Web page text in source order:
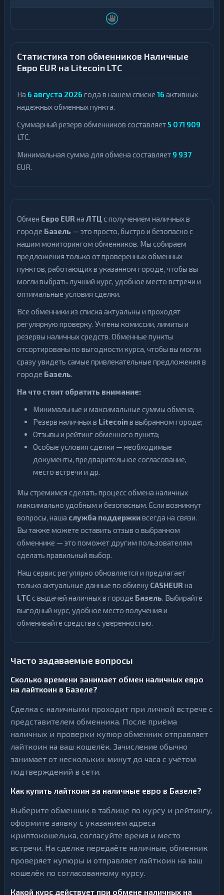
Статистика топ обменников Наличные
Евро EUR на Litecoin LTC
На 6 августа 2026 года в нашем списке 16 активных
надежных обменных пункта.
Суммарный резерв обменников составляет5 071 909
LTC.
Минимальная сумма для обмена составляет 9 937
EUR.
Обмен Евро EUR на ЛТЦ с получением наличных в
городе Базель — это просто, быстро и безопасно с
нашим мониторингом обменников. Мы собираем
предложения только от проверенных обменных
пунктов, работающих в указанном городе, чтобы вы
могли выбрать лучший курс, удобное место встречи и
оптимальные условия сделки.
Все обменники из списка актуальны и проходят
регулярную проверку. Учтены комиссии, лимиты и
резервы наличных средств. Обменные пункты
отсортированы по выгодности курса, чтобы вы могли
сразу увидеть самые привлекательные предложения в
городе Базель.
На что стоит обратить внимание:
Минимальные и максимальные суммы обмена;
Резерв наличных в Litecoinв выбранном городе;
Отзывы и рейтинг обменного пункта;
Особые условия сделки — необходимые
документы, предварительное согласование,
место встречи и др.
Мы стремимся сделать процесс обмена наличных
максимально удобным и безопасным. Если возникнут
вопросы, наша служба поддержкивсегда на связи.
Вы также можете оставить отзыв о выбранном
обменнике — это поможет другим пользователям
сделать правильный выбор.
Наш сервис регулярно обновляется и предлагает
только актуальные данные по обмену CASHEUR на
LTCс выдачей наличных в городе Базель. Выбирайте
выгодный курс, удобное место получения и
обменивайте средства с уверенностью.
Часто задаваемые вопросы
Сколько времени занимает обмен наличных евро
на лайткоин в Базеле?
Сделка с наличными проходит при личной встрече с
представителем обменника. После приёма
наличных и проверки купюр обменник отправляет
лайткоин на ваш кошелёк. Зачисление обычно
занимает от нескольких минут до часа с учётом
подтверждений в сети.
Как купить лайткоин за наличные евро в Базеле?
Выберите обменник в таблице по курсу и рейтингу,
оформите заявку с указанием адреса
криптокошелька, согласуйте время и место
встречи. На сделке передаёте наличные, обменник
проверяет купюры и отправляет лайткоин на ваш
кошелёк по согласованному курсу.
Какой курс действует при обмене наличных на